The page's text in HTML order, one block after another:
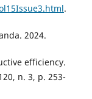
.
2024.
efficiency.
n. 3, p. 253-